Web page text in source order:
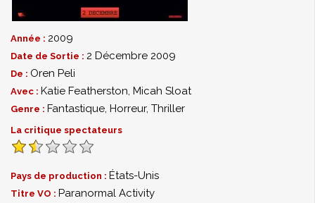
Année : 2009
Date de Sortie : 2 Décembre 2009
De : Oren Peli
Avec : Katie Featherston, Micah Sloat
Genre : Fantastique, Horreur, Thriller
La critique spectateurs
Pays de production : États-Unis
Titre VO : Paranormal Activity